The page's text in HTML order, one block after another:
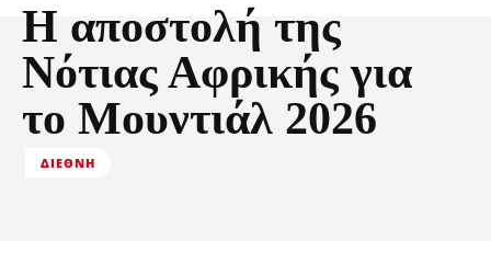
Η αποστολή της
Νότιας Αφρικής για
το Μουντιάλ 2026
ΔΙΕΘΝΉ